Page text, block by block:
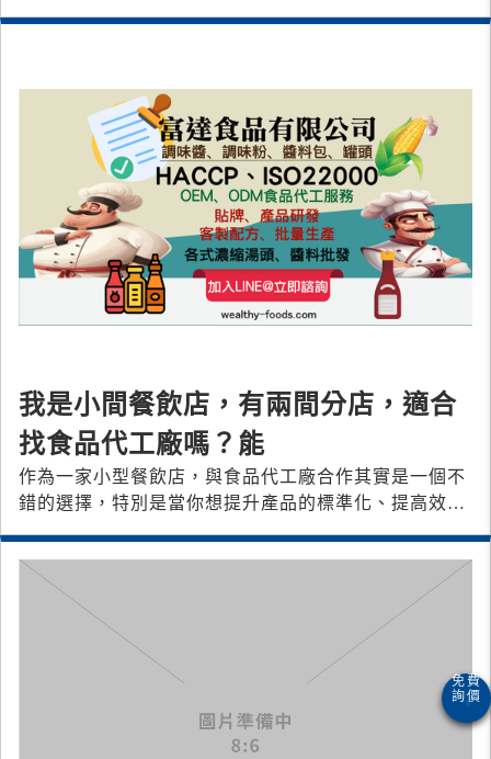
我是小間餐飲店，有兩間分店，適合
找食品代工廠嗎？能
作為一家小型餐飲店，與食品代工廠合作其實是一個不
錯的選擇，特別是當你想提升產品的標準化、提高效率